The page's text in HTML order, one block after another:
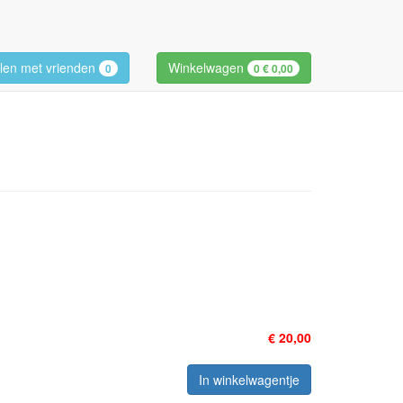
met vrienden 0 Winkelwagen 0€ 0,00
€ 20,00
In winkelwagentje